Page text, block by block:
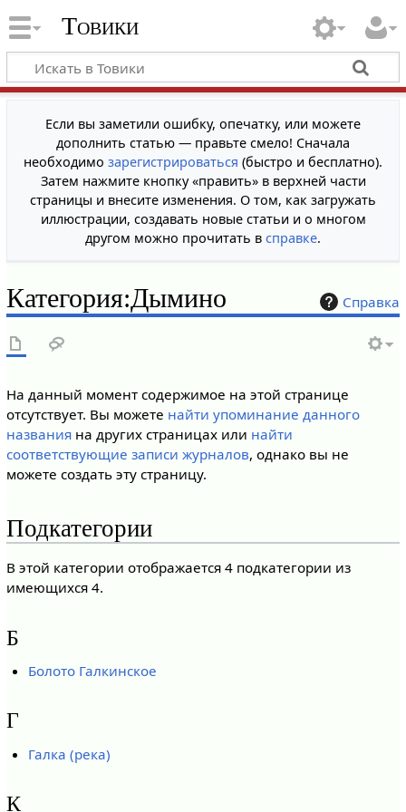
Товики
Если вы заметили ошибку, опечатку, или можете
дополнить статью — правьте смело! Сначала
необходимо зарегистрироваться (быстро и бесплатно).
Затем нажмите кнопку «править» в верхней части
страницы и внесите изменения. О том, как загружать
иллюстрации, создавать новые статьи и о многом
другом можно прочитать в справке.
Справка
Категория:Дымино
На данный момент содержимое на этой странице
отсутствует. Вы можете найти упоминание данного
названияна других страницах или найти
соответствующие записи журналов, однако вы не
можете создать эту страницу.
Подкатегории
В этой категории отображается 4 подкатегории из
имеющихся 4.
Б
Болото Галкинское
Г
Галка (река)
К